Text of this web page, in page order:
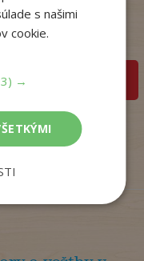
pridať do košíka
s našimi
cookie.
→